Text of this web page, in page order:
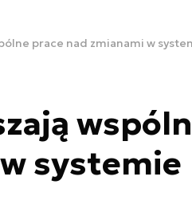
prace nad zmianami w
systemie